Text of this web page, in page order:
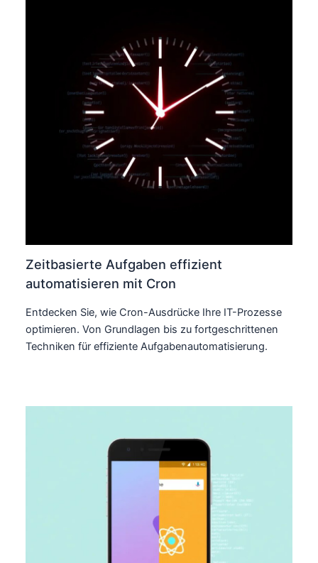
Zeitbasierte Aufgaben effizient
automatisieren mit Cron
Entdecken Sie, wie Cron-Ausdrücke Ihre IT-Prozesse
optimieren. Von Grundlagen bis zu fortgeschrittenen
Techniken für effiziente Aufgabenautomatisierung.